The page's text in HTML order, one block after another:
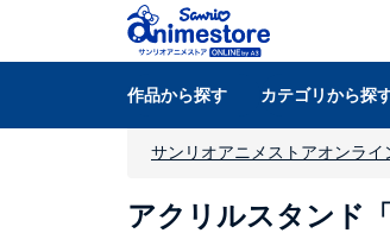
作品から探す カテゴリから探
サンリオアニメストアオンライ
アクリルスタンド